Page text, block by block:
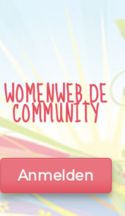
WOMENWEB.DE
COMMUNITY
Anmelden